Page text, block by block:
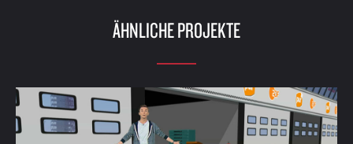
ÄHNLICHE PROJEKTE